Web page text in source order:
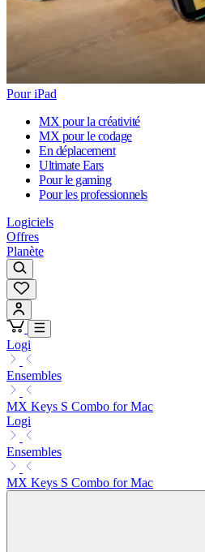
Pour iPad
MX pour la créativité
MX pour le codage
En déplacement
Ultimate Ears
Pour le gaming
Pour les professionnels
Logiciels
Offres
Planète
Logi
Ensembles
MX Keys S Combo for Mac
Logi
Ensembles
MX Keys S Combo for Mac